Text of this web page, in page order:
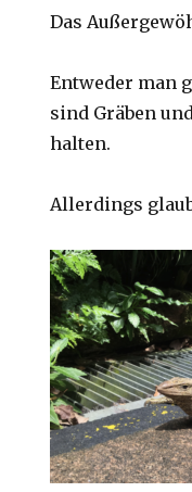
Das
Entweder man
sind Gräben
halten.
Allerdings